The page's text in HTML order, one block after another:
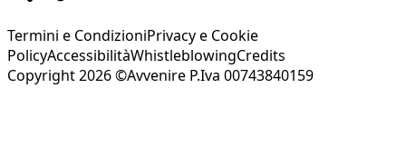
Termini e CondizioniPrivacy e Cookie
PolicyAccessibilitàWhistleblowingCredits
Copyright 2026 ©Avvenire P.Iva 00743840159